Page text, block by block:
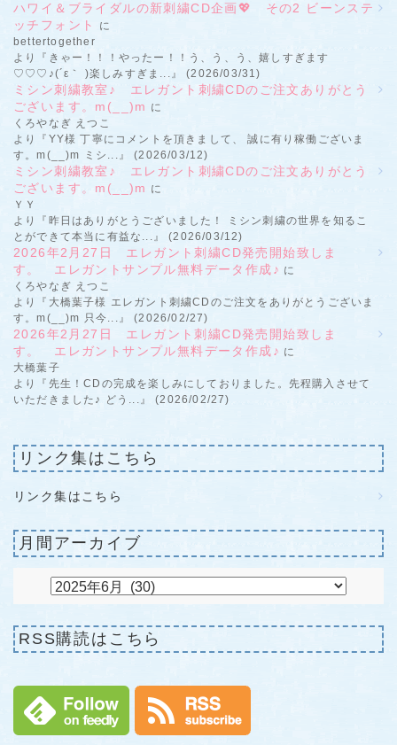
ハワイ＆ブライダルの新刺繍CD企画💖 その2 ビーンステ
ッチフォント
に
bettertogether
より『きゃー！！！やったー！！う、う、う、嬉しすぎます
♡♡♡♪(´ε｀ )楽しみすぎま...』 (2026/03/31)
ミシン刺繍教室♪ エレガント刺繍CDのご注文ありがとう
ございます。m(__)m に
くろやなぎ えつこ
より『YY様 丁寧にコメントを頂きまして、 誠に有り稼働ございま
す。m(__)m ミシ...』 (2026/03/12)
ミシン刺繍教室♪ エレガント刺繍CDのご注文ありがとう
ございます。m(__)m に
ＹＹ
より『昨日はありがとうございました！ ミシン刺繍の世界を知るこ
とができて本当に有益な...』 (2026/03/12)
2026年2月27日 エレガント刺繍CD発売開始致しま
す。 エレガントサンプル無料データ作成♪ に
くろやなぎ えつこ
より『大橋葉子様 エレガント刺繍CDのご注文をありがとうございま
す。m(__)m 只今...』 (2026/02/27)
2026年2月27日 エレガント刺繍CD発売開始致しま
す。 エレガントサンプル無料データ作成♪ に
大橋葉子
より『先生！CDの完成を楽しみにしておりました。先程購入させて
いただきました♪ どう...』 (2026/02/27)
リンク集はこちら
リンク集はこちら
月間アーカイブ
RSS購読はこちら